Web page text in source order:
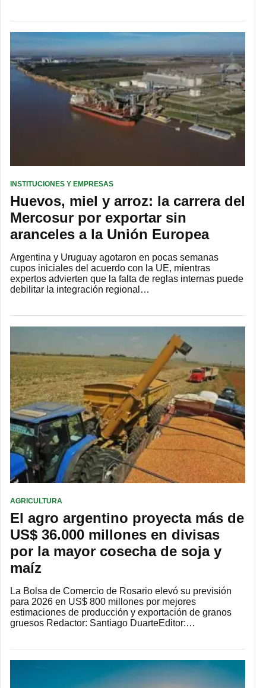
INSTITUCIONES Y EMPRESAS
Huevos, miel y arroz: la carrera del
Mercosur por exportar sin
aranceles a la Unión Europea
Argentina y Uruguay agotaron en pocas semanas
cupos iniciales del acuerdo con la UE, mientras
expertos advierten que la falta de reglas internas puede
debilitar la integración regional…
AGRICULTURA
El agro argentino proyecta más de
US$ 36.000 millones en divisas
por la mayor cosecha de soja y
maíz
La Bolsa de Comercio de Rosario elevó su previsión
para 2026 en US$ 800 millones por mejores
estimaciones de producción y exportación de granos
gruesos Redactor: Santiago DuarteEditor:…